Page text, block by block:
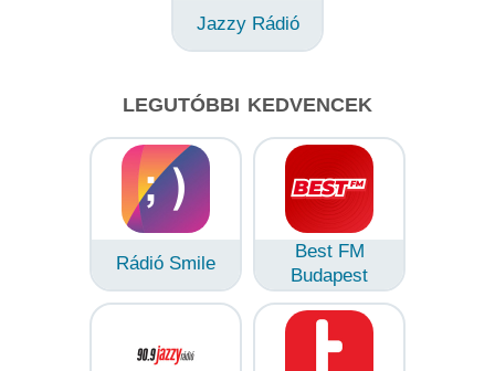
Jazzy Rádió
LEGUTÓBBI KEDVENCEK
Rádió Smile
Best FM
Budapest